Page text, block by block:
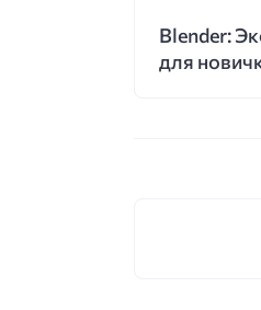
Blender:
для